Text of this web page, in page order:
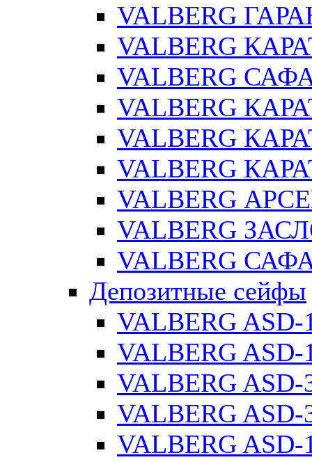
VALBERG
VALBERG
VALBERG
VALBERG
VALBERG
VALBERG
VALBERG
VALBERG
VALBERG
Депозитные сейфы
VALBERG ASD-
VALBERG ASD-
VALBERG ASD-
VALBERG ASD-
VALBERG ASD-